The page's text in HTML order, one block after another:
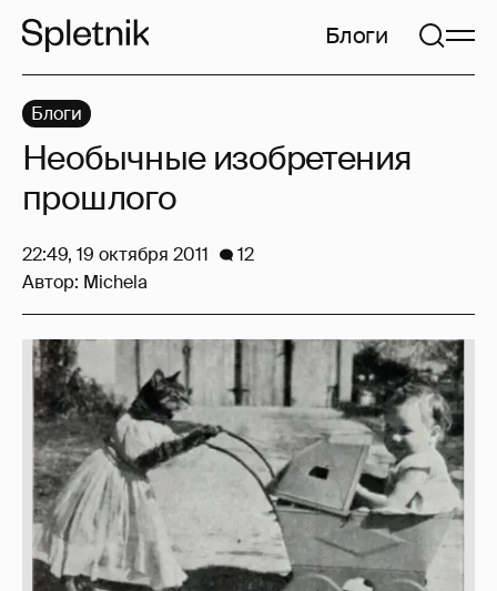
Блоги
Блоги
Необычные изобретения
прошлого
22:49, 19 октября 2011
12
Автор: Michela